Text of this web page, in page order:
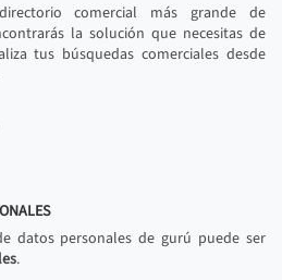
comercial más grande de
la solución que necesitas de
tus búsquedas comerciales desde
datos personales de gurú puede ser
.